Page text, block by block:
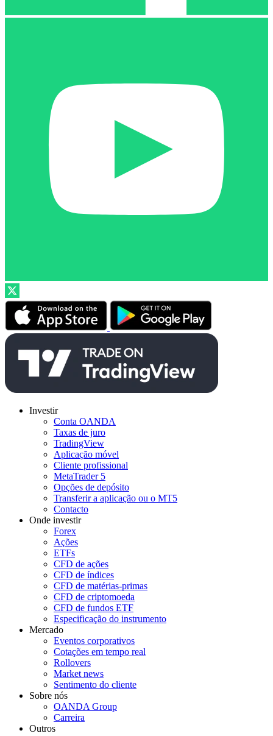
Investir
Conta OANDA
Taxas de juro
TradingView
Aplicação móvel
Cliente profissional
MetaTrader 5
Opções de depósito
Transferir a aplicação ou o MT5
Contacto
Onde investir
Forex
Ações
ETFs
CFD de ações
CFD de índices
CFD de matérias-primas
CFD de criptomoeda
CFD de fundos ETF
Especificação do instrumento
Mercado
Eventos corporativos
Cotações em tempo real
Rollovers
Market news
Sentimento do cliente
Sobre nós
OANDA Group
Carreira
Outros